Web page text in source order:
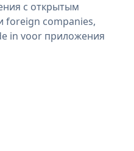
с открытым
foreign companies,
in voor приложения